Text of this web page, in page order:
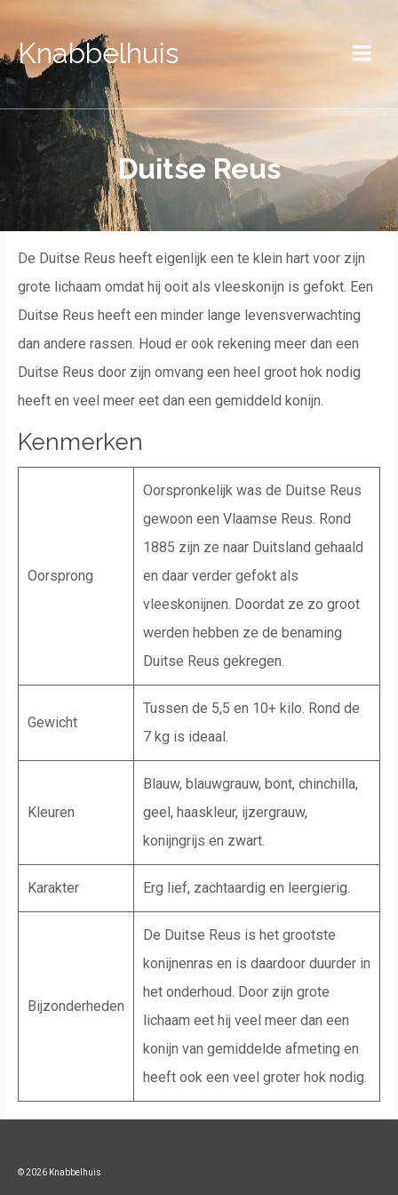
Knabbelhuis
Duitse Reus
De Duitse Reus heeft eigenlijk een te klein hart voor zijn
grote lichaam omdat hij ooit als vleeskonijn is gefokt. Een
Duitse Reus heeft een minder lange levensverwachting
dan andere rassen. Houd er ook rekening meer dan een
Duitse Reus door zijn omvang een heel groot hok nodig
heeft en veel meer eet dan een gemiddeld konijn.
Kenmerken
Oorsprong
Oorspronkelijk was de Duitse Reus
gewoon een Vlaamse Reus. Rond
1885 zijn ze naar Duitsland gehaald
en daar verder gefokt als
vleeskonijnen. Doordat ze zo groot
werden hebben ze de benaming
Duitse Reus gekregen.
Gewicht
Tussen de 5,5 en 10+ kilo. Rond de
7 kg is ideaal.
Kleuren
Blauw, blauwgrauw, bont, chinchilla,
geel, haaskleur, ijzergrauw,
konijngrijs en zwart.
Karakter Erg lief, zachtaardig en leergierig.
Bijzonderheden
De Duitse Reus is het grootste
konijnenras en is daardoor duurder in
het onderhoud. Door zijn grote
lichaam eet hij veel meer dan een
konijn van gemiddelde afmeting en
heeft ook een veel groter hok nodig.
© 2026 Knabbelhuis